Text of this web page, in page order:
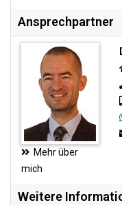
Ansprechpartner
Mehr über
mich
Weitere